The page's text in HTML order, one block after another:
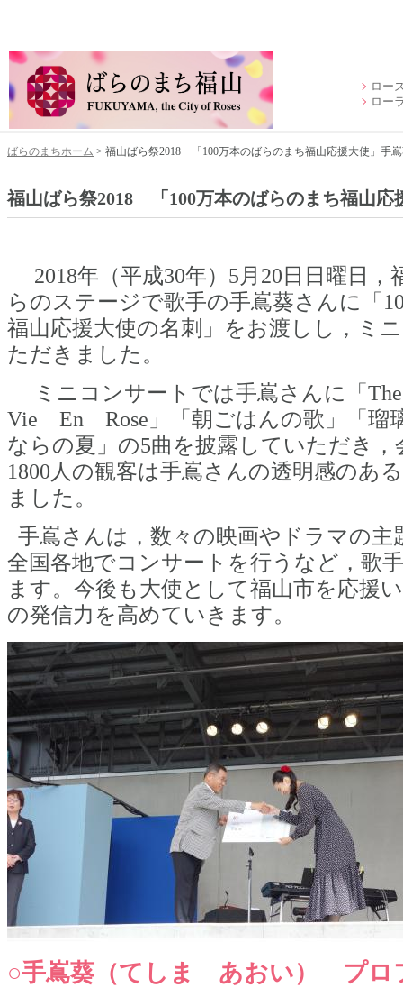
ロー
ロー
ばらのまちホーム > 福山ばら祭2018 「100万本のばらのまち福山応援大使」手
福山ばら祭2018 「100万本のばらのまち福山
2018年（平成30年）5月20日日曜日
らのステージで歌手の手嶌葵さんに「
福山応援大使の名刺」をお渡しし，ミ
ただきました。
ミニコンサートでは手嶌さんに「
Vie En Rose」「朝ごはんの歌」「瑠
ならの夏」の5曲を披露していただき
1800人の観客は手嶌さんの透明感のあ
ました。
手嶌さんは，数々の映画やドラマの主
全国各地でコンサートを行うなど，歌
ます。今後も大使として福山市を応援
の発信力を高めていきます。
○手嶌葵（てしま あおい） プロ